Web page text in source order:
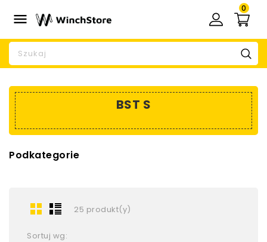

0
BST S
Podkategorie
25 produkt(y)
Sortuj wg: